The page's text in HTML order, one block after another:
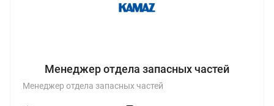
Менеджер отдела запасных частей
Менеджер отдела запасных частей